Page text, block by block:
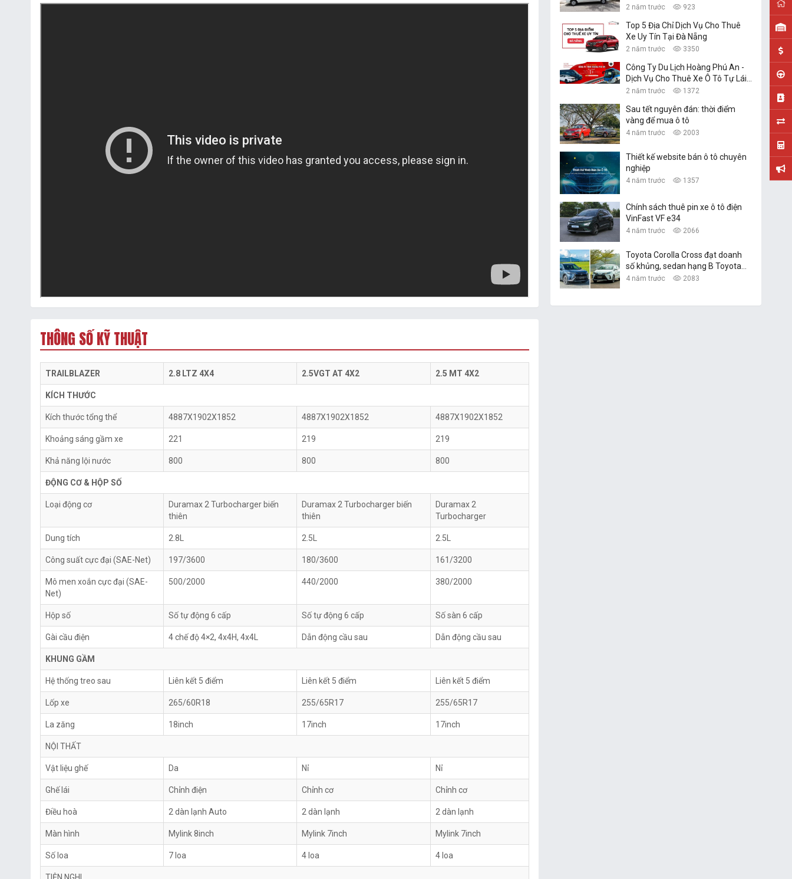
THÔNG SỐ KỸ THUẬT
TRAILBLAZER 2.8 LTZ 4X4 2.5VGT AT 4X2 2.5 MT 4X2
KÍCH THƯỚC
Kích thước tổng thể 4887X1902X1852 4887X1902X1852 4887X1902X1852
Khoảng sáng gầm xe 221 219 219
Khả năng lội nước 800 800 800
ĐỘNG CƠ & HỘP SỐ
Loại động cơ
Duramax 2 Turbocharger biến
thiên
Duramax 2 Turbocharger biến
thiên
Duramax 2
Turbocharger
Dung tích 2.8L 2.5L 2.5L
Công suất cực đại (SAE-Net) 197/3600 180/3600 161/3200
Mô men xoắn cực đại (SAE-
Net)
500/2000 440/2000 380/2000
Hộp số Số tự động 6 cấp Số tự động 6 cấp Số sàn 6 cấp
Gài cầu điện 4 chế độ 4×2, 4x4H, 4x4L Dẫn động cầu sau Dẫn động cầu sau
KHUNG GẦM
Hệ thống treo sau Liên kết 5 điểm Liên kết 5 điểm Liên kết 5 điểm
Lốp xe 265/60R18 255/65R17 255/65R17
La zăng 18inch 17inch 17inch
NỘI THẤT
Vật liệu ghế Da Nỉ Nỉ
Ghế lái Chỉnh điện Chỉnh cơ Chỉnh cơ
Điều hoà 2 dàn lạnh Auto 2 dàn lạnh 2 dàn lạnh
Màn hình Mylink 8inch Mylink 7inch Mylink 7inch
Số loa 7 loa 4 loa 4 loa
2 năm trước 923
Top 5 Địa Chỉ Dịch Vụ Cho Thuê
Xe Uy Tín Tại Đà Nẵng
2 năm trước 3350
Công Ty Du Lịch Hoàng Phú An -
Dịch Vụ Cho Thuê Xe Ô Tô Tự Lái,
Xe Du Lịch Đà Nẵng
2 năm trước 1372
Sau tết nguyên đán: thời điểm
vàng để mua ô tô
4 năm trước 2003
Thiết kế website bán ô tô chuyên
nghiệp
4 năm trước 1357
Chính sách thuê pin xe ô tô điện
VinFast VF e34
4 năm trước 2066
Toyota Corolla Cross đạt doanh
số khủng, sedan hạng B Toyota
Vios vững ngôi vàng
4 năm trước 2083